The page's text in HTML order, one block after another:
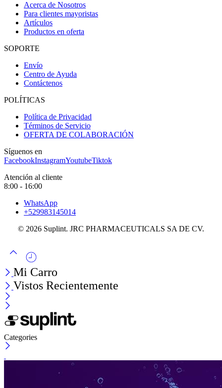
Acerca de Nosotros
Para clientes mayoristas
Artículos
Productos en oferta
SOPORTE
Envío
Centro de Ayuda
Contáctenos
POLÍTICAS
Política de Privacidad
Términos de Servicio
OFERTA DE COLABORACIÓN
Síguenos en
FacebookInstagramYoutubeTiktok
Atención al cliente
8:00 - 16:00
WhatsApp
+529983145014
© 2026 Suplint. JRC PHARMACEUTICALS SA DE CV.
Mi Carro
Vistos Recientemente
Categories